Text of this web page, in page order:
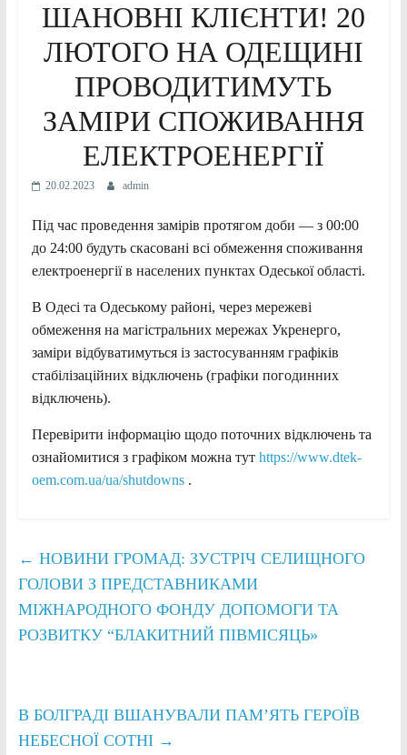
ШАНОВНІ КЛІЄНТИ! 20
ЛЮТОГО НА ОДЕЩИНІ
ПРОВОДИТИМУТЬ
ЗАМІРИ СПОЖИВАННЯ
ЕЛЕКТРОЕНЕРГІЇ
20.02.2023 admin
Під час проведення замірів протягом доби — з 00:00
до 24:00 будуть скасовані всі обмеження споживання
електроенергії в населених пунктах Одеської області.
В Одесі та Одеському районі, через мережеві
обмеження на магістральних мережах Укренерго,
заміри відбуватимуться із застосуванням графіків
стабілізаційних відключень (графіки погодинних
відключень).
Перевірити інформацію щодо поточних відключень та
ознайомитися з графіком можна тут https://www.dtek-
oem.com.ua/ua/shutdowns.
← НОВИНИ ГРОМАД: ЗУСТРІЧ СЕЛИЩНОГО
ГОЛОВИ З ПРЕДСТАВНИКАМИ
МІЖНАРОДНОГО ФОНДУ ДОПОМОГИ ТА
РОЗВИТКУ “БЛАКИТНИЙ ПІВМІСЯЦЬ»
В БОЛГРАДІ ВШАНУВАЛИ ПАМ’ЯТЬ ГЕРОЇВ
НЕБЕСНОЇ СОТНІ →